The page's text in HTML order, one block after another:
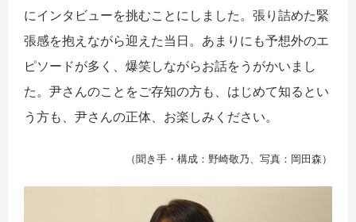
にインタビューを挑むことにしました。張り詰めた緊
張感を抱えながら迎えた当日。あまりにも予想外のエ
ピソードが多く、爆笑しながらお話をうがかいまし
た。尹さんのことをご存知の方も、はじめて知るとい
う方も、尹さんの正体、お楽しみください。
（聞き手・構成：野崎敬乃、写真：岡田森）